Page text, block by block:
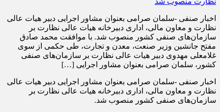
اخبار صنفی -سلمان صرامی بعنوان مشاور اجرایی دبیر هیات عالی
نظارت و معاون مالی، اداری دبیرخانه هیات عالی نظارت بر
سازمان‌های صنفی کشور منصوب شد. با موافقت محمد صادق
مفتح جانشین وزیر صنعت، معدن و تجارت، طی حکمی از سوی
غلامعلی مهدوی دبیر هیات عالی نظارت بر سازمان‌های صنفی
کشور، سلمان صرامی بعنوان مشاور اجرایی […]
اخبار صنفی -سلمان صرامی بعنوان مشاور اجرایی دبیر هیات عالی
نظارت و معاون مالی، اداری دبیرخانه هیات عالی نظارت بر
سازمان‌های صنفی کشور منصوب شد.